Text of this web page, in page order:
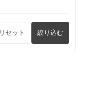
リセット 絞り込む